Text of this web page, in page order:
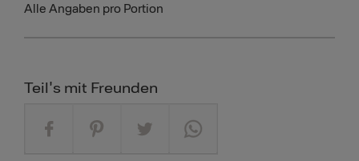
Alle Angaben pro Portion
Teil's mit Freunden